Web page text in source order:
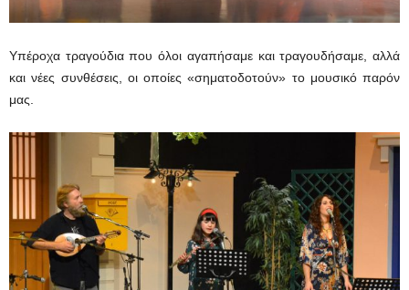
Υπέροχα τραγούδια που όλοι αγαπήσαμε και τραγουδήσαμε, αλλά
και νέες συνθέσεις, οι οποίες «σηματοδοτούν» το μουσικό παρόν
μας.